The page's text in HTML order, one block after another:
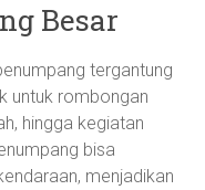
Besar
tergantung
untuk rombongan
hingga kegiatan
bisa
menjadikan